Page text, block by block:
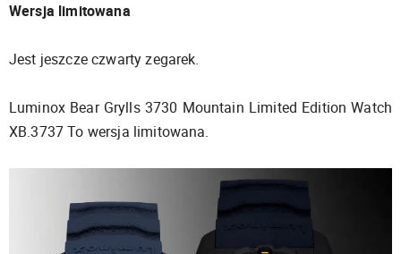
Wersja limitowana
Jest jeszcze czwarty zegarek.
Luminox Bear Grylls 3730 Mountain Limited Edition Watch
XB.3737 To wersja limitowana.